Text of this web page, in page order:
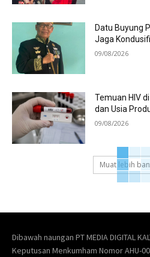
Datu Buyung
Jaga
09/08/2026
Temuan HIV
dan Usia
09/08/2026
Muat lebih
Dibawah naungan PT MEDIA DIGITAL
Keputusan Menkumham Nomor AHU-